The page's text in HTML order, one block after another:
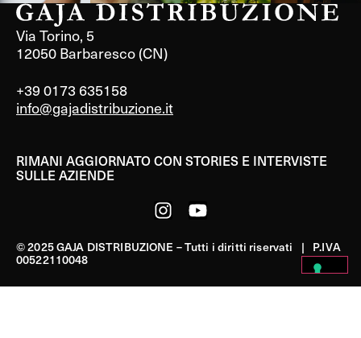
Via Torino, 5
12050 Barbaresco (CN)
+39 0173 635158
info@gajadistribuzione.it
RIMANI AGGIORNATO CON STORIES E INTERVISTE
SULLE AZIENDE
© 2025 GAJA DISTRIBUZIONE – Tutti i diritti riservati | P.IVA
00522110048
PRIVACY POLICY|COOKIE POLICY